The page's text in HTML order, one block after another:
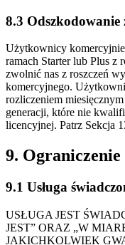
8.3 Odszkodowanie
Użytkownicy
ramach Starter lub Plus z
zwolnić nas z roszczeń
komercyjnego.
rozliczeniem
generacji, które nie
licencyjnej. Patrz Sekcja
9.
9.1 Usługa
USŁUGA JEST
JEST” ORAZ „W
JAKICHKOLWIEK